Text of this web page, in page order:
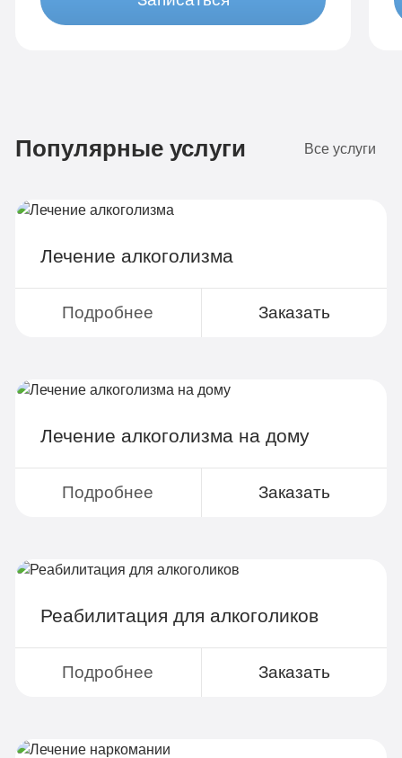
4-х местная комната
Групповая терапия
Поддержка родственников
Популярные услуги Все услуги
Лечение алкоголизма
Подробнее Заказать
Лечение алкоголизма на дому
Подробнее Заказать
Реабилитация для алкоголиков
Подробнее Заказать